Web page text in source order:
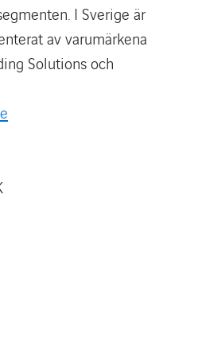
I Sverige är
av varumärkena
Solutions och